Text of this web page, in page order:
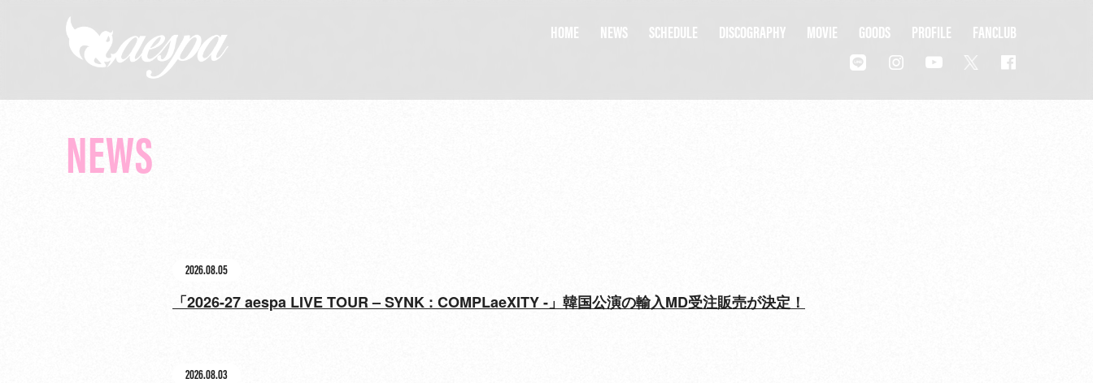
HOME
NEWS
SCHEDULE
DISCOGRAPHY
MOVIE
GOODS
GOODS
PROFILE
FANCLUB
NEWS
2026.08.05
「2026-27 aespa LIVE TOUR – SYNK : COMPLaeXITY -」韓国公演の輸入MD受注販売が決定！
2026.08.03